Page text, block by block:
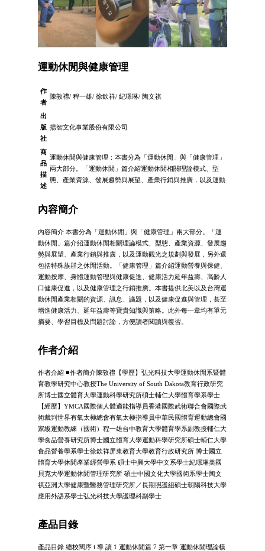
運動休閒與健康管理
作
者
陳敦禮/ 程一雄/ 徐欽祥/ 紀璟琳/ 陶文祺
出
版
社
揚智文化事業股份有限公司
商
品
描
述
運動休閒與健康管理：本書分為「運動休閒」與「健康管理」
兩大部分。「運動休閒」篇介紹運動休閒相關理論模式、型
態、產業資源、發展趨勢與展望、產業行銷與推廣，以及運動
內容簡介
內容簡介 本書分為「運動休閒」與「健康管理」兩大部分。「運
動休閒」篇介紹運動休閒相關理論模式、型態、產業資源、發展趨
勢與展望、產業行銷與推廣，以及運動觀光之規劃與發展，另外還
包括特殊族群之休閒活動。「健康管理」篇介紹運動營養與保健、
運動按摩、身體運動管理與健康促進、健康活力延年益壽、高齡人
口健康促進，以及健康管理之行銷推廣。本書提供北美以及台灣運
動休閒產業相關的資源、訊息、議題，以及健康促進與管理，甚至
增進健康活力、延年益壽等寶貴知識與策略。此外每一章均有單元
摘要、學習目標及問題討論，方便讀者閱讀與復習。
作者介紹
作者介紹 ■作者簡介陳敦禮【學歷】弘光科技大學運動休閒系暨體
育教學研究中心教授The University of South Dakota教育行政研究
所博士國立體育大學運動科學研究所碩士輔仁大學體育學系學士
【經歷】YMCA國際個人體適能指導員香港國際武術聯合會國際武
術裁判世界有氧太極總會有氧太極指導員中華民國體育運動總會國
家級運動教練（國術）程一雄台中教育大學體育學系副教授輔仁大
學食品營養研究所博士國立體育大學運動科學研究所碩士輔仁大學
食品營養學系學士徐欽祥屏東教育大學教育行政研究所 博士國立
體育大學休閒產業經營學系 碩士中興大學中文系學士紀璟琳美國
貝克大學運動休閒管理研究所 碩士中國文化大學國術系學士陶文
祺亞洲大學健康暨醫務管理研究所／長期照護組碩士朝陽科技大學
應用外語系學士弘光科技大學護理科副學士
產品目錄
產品目錄 總校閱序 i 導 讀 1 運動休閒篇 7 第一章 運動休閒理論模